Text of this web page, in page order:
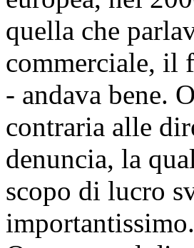
quella che
commerciale, il
- andava bene.
contraria alle
denuncia, la
scopo di lucro
importantissimo.